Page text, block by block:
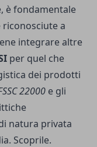
è fondamentale
a
integrare altre
per quel che
dei prodotti
22000 e gli
natura privata
Scoprile.